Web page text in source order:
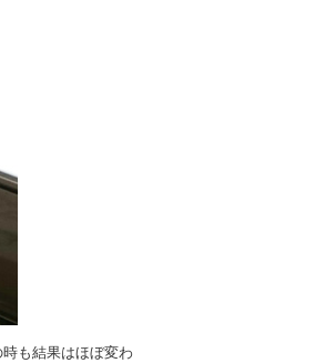
も結果はほぼ変わ